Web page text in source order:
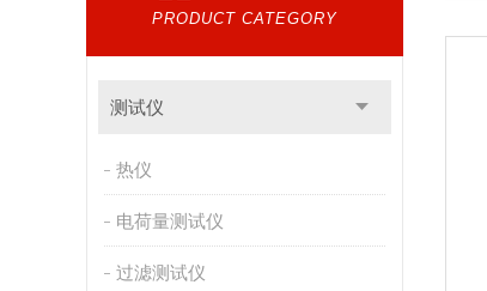
PRODUCT CATEGORY
测试仪
热仪
电荷量测试仪
过滤测试仪